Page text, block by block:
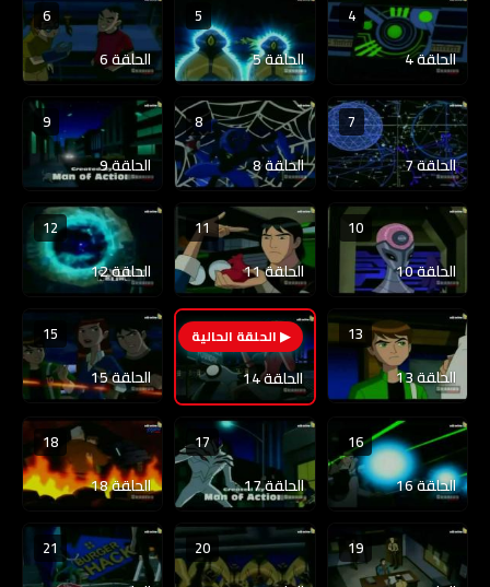
4
الحلقة 4
5
الحلقة 5
6
الحلقة 6
7
الحلقة 7
8
الحلقة 8
9
الحلقة 9
10
الحلقة 10
11
الحلقة 11
12
الحلقة 12
13
الحلقة 13
14
الحلقة 14
15
الحلقة 15
16
الحلقة 16
17
الحلقة 17
18
الحلقة 18
19
20
21